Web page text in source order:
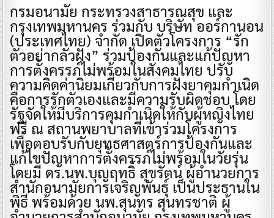
กรมอนามัย กระทรวงสาธารณสุข และ
กรุงเทพมหานคร ร่วมกับ บริษัท ออร์กานอน
(ประเทศไทย) จำกัด เปิดตัวโครงการ “รัก
ตัวอย่ากลัวฝัง” ร่วมป้องกันและแก้ปัญหา
การตั้งครรภ์ไม่พร้อมในสังคมไทย ปรับ
ความคิดค่านิยมเกี่ยวกับการฝังยาคุมกำเนิด
คือการรักตัวเองและมีความรับผิดชอบ โดย
รัฐจัดให้มีบริการคุมกำเนิดให้กับผู้หญิงไทย
ฟรี ณ สถานพยาบาลที่เข้าร่วมโครงการ
เพื่อตอบรับกับยุทธศาสตร์การป้องกันและ
แก้ไขปัญหาการตั้งครรภ์ไม่พร้อมในวัยรุ่น
โดยมี ดร.นพ.บุญฤทธิ์ สุขรัตน์ ผู้อำนวยการ
สำนักอนามัยการเจริญพันธุ์ เป็นประธานใน
พิธี พร้อมด้วย นพ.สุนทร สุนทรชาติ ผู้